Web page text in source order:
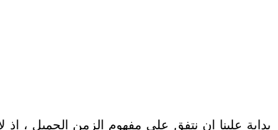
بداية علينا ان نتفق على مفهوم الزمن الجميل ،